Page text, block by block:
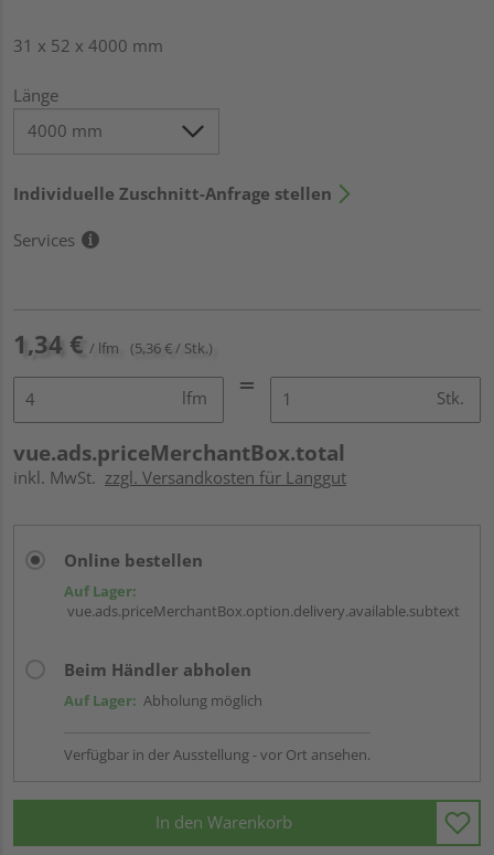
31 x 52 x 4000 mm
Länge
Individuelle Zuschnitt-Anfrage stellen
Services
1,34 € / lfm (5,36 € / Stk.)
lfm Stk.
vue.ads.priceMerchantBox.total
inkl. MwSt. zzgl. Versandkosten für Langgut
Online bestellen
Auf Lager:
vue.ads.priceMerchantBox.option.delivery.available.subtext
Beim Händler abholen
Auf Lager: Abholung möglich
Verfügbar in der Ausstellung - vor Ort ansehen.
In den Warenkorb